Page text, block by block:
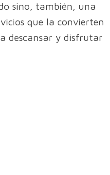
sino, también, una
que la convierten
descansar y disfrutar